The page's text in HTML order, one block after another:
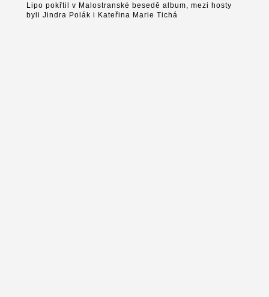
Lipo pokřtil v Malostranské besedě album, mezi hosty
byli Jindra Polák i Kateřina Marie Tichá